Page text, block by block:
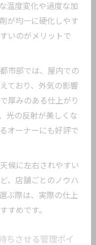
温度変化や過度な加
が均一に硬化しやす
いのがメリットで
市部では、屋内での
ており、外気の影響
厚みのある仕上がり
光の反射が美しくな
オーナーにも好評で
候に左右されやすい
、店舗ごとのノウハ
ぶ際は、実際の仕上
すめです。
ちさせる管理ポイ